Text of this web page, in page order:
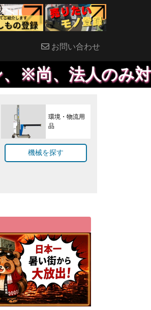
お問い合わせ
対象で、原則決
環境・物流用
品
機械を探す